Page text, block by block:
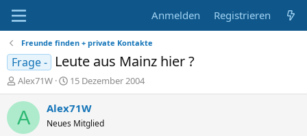
Anmelden Registrieren
Freunde finden + private Kontakte
Frage - Leute aus Mainz hier ?
E
r
s
t
Alex71W
E
r
s
e
15 Dezember 2004
A Alex71W
Neues Mitglied